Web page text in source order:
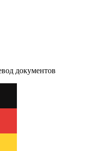
документов